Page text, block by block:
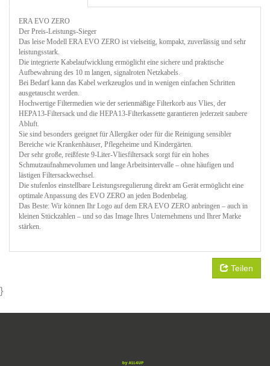
ERA EVO ZERO
Der Preis-Leistungs-Sieger
Das leise Modell ERA EVO ZERO ist vielseitig, kompakt, zuverlässig und sehr
leistungsstark.
Die integrierte Kabelaufwicklung ermöglicht eine sichere und praktische
Aufbewahrung des 10 m langen, signalroten Netzkabels.
Bei Bedarf kann das Kabel werkzeuglos und in wenigen einfachen Schritten
ausgetauscht werden.
Hochwertige Filtermedien wie der serienmäßige Filterkorb aus Vlies, der
HEPA13-Filtersack und die HEPA13-Filterkassette garantieren jederzeit saubere
Abluft.
Sie sind besonders geeignet für Allergiker oder für die Reinigung sensibler
Bereiche wie Krankenhäuser, Pflegeheime und Kindergärten.
Der sehr große, reißfeste 9-Liter-Vliesfiltersack sorgt für ein hohes
Schmutzaufnahmevolumen und lange Arbeitsintervalle – ohne häufigen und
lästigen Filtersackwechsel.
Die stufenlos einstellbare Leistungsregulierung direkt am Gerät ermöglicht eine
optimale Anpassung des EVO ZERO an jeden Bodenbelag.
Das Beste: Wir können Ihr Logo auf dem ERA EVO ZERO anbringen – auch in
kleinen Stückzahlen – und so das Image Ihres Unternehmens und Ihrer Marke
stärken.
Teilen
}